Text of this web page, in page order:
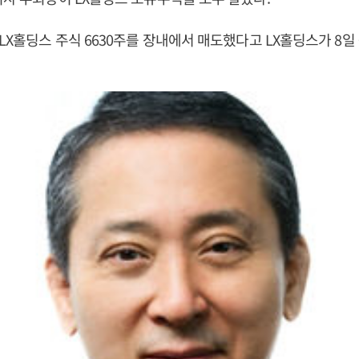
홀딩스 주식 6630주를 장내에서 매도했다고 LX홀딩스가 8